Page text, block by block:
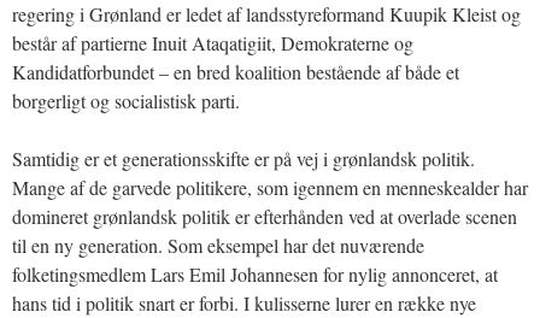
regering i Grønland er ledet af landsstyreformand Kuupik Kleist og
består af partierne Inuit Ataqatigiit, Demokraterne og
Kandidatforbundet – en bred koalition bestående af både et
borgerligt og socialistisk parti.
Samtidig er et generationsskifte er på vej i grønlandsk politik.
Mange af de garvede politikere, som igennem en menneskealder har
domineret grønlandsk politik er efterhånden ved at overlade scenen
til en ny generation. Som eksempel har det nuværende
folketingsmedlem Lars Emil Johannesen for nylig annonceret, at
hans tid i politik snart er forbi. I kulisserne lurer en række nye